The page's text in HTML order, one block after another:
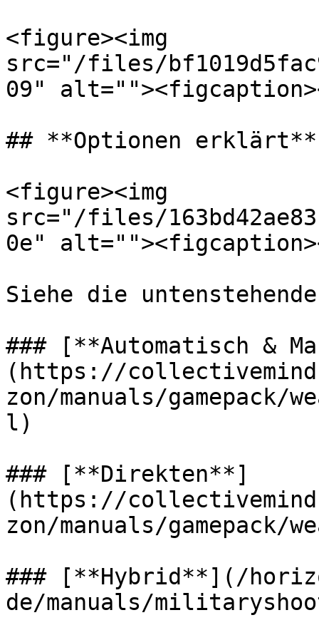
<figure><img
src="/files/
09"
## **Optionen erklärt**
<figure><img
src="/files/
0e"
Siehe die
### [**Automatisch &
(https://
zon/manuals/gamepack/
l)
### [**Direkten**]
(https://
zon/manuals/gamepack/
### [**Hybrid**](/
de/manuals/